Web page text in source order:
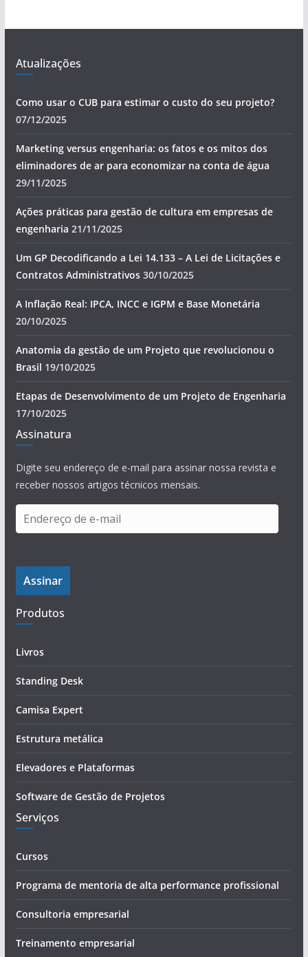
Atualizações
Como usar o CUB para estimar o custo do seu projeto?
07/12/2025
Marketing versus engenharia: os fatos e os mitos dos
eliminadores de ar para economizar na conta de água
29/11/2025
Ações práticas para gestão de cultura em empresas de
engenharia 21/11/2025
Um GP Decodificando a Lei 14.133 – A Lei de Licitações e
Contratos Administrativos 30/10/2025
A Inflação Real: IPCA, INCC e IGPM e Base Monetária
20/10/2025
Anatomia da gestão de um Projeto que revolucionou o
Brasil 19/10/2025
Etapas de Desenvolvimento de um Projeto de Engenharia
17/10/2025
Assinatura
Digite seu endereço de e-mail para assinar nossa revista e
receber nossos artigos técnicos mensais.
n
e
e
ç
d
e
a
l
Assinar
Produtos
Livros
Standing Desk
Camisa Expert
Estrutura metálica
Elevadores e Plataformas
Software de Gestão de Projetos
Serviços
Cursos
Programa de mentoria de alta performance profissional
Consultoria empresarial
Treinamento empresarial